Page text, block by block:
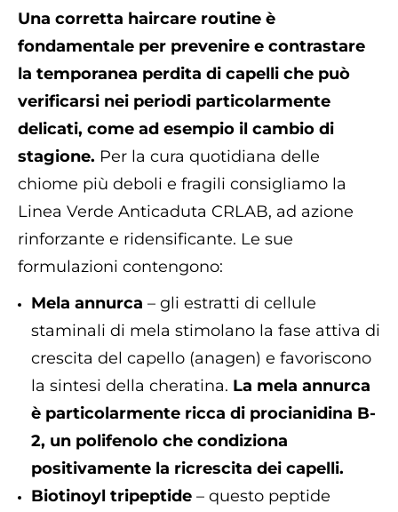
Una corretta haircare routine è
fondamentale per prevenire e contrastare
la temporanea perdita di capelli che può
verificarsi nei periodi particolarmente
delicati, come ad esempio il cambio di
stagione. Per la cura quotidiana delle
chiome più deboli e fragili consigliamo la
Linea Verde Anticaduta CRLAB, ad azione
rinforzante e ridensificante. Le sue
formulazioni contengono:
Mela annurca – gli estratti di cellule
staminali di mela stimolano la fase attiva di
crescita del capello (anagen) e favoriscono
la sintesi della cheratina. La mela annurca
è particolarmente ricca di procianidina B-
2, un polifenolo che condiziona
positivamente la ricrescita dei capelli.
Biotinoyl tripeptide – questo peptide